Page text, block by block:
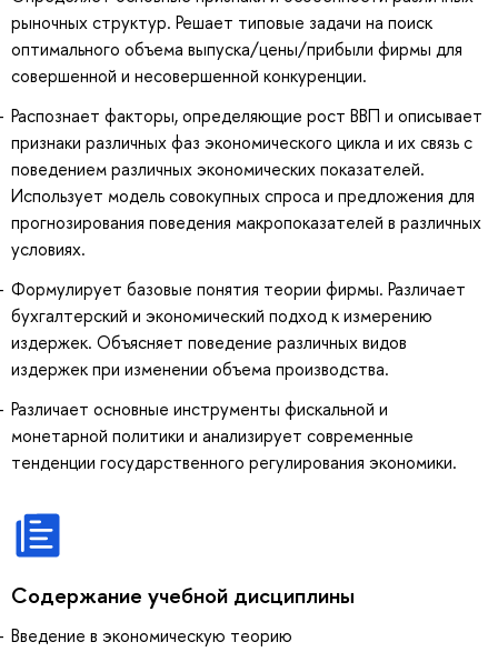
рыночных структур. Решает типовые задачи на поиск
оптимального объема выпуска/цены/прибыли фирмы для
совершенной и несовершенной конкуренции.
Распознает факторы, определяющие рост ВВП и описывает
признаки различных фаз экономического цикла и их связь с
поведением различных экономических показателей.
Использует модель совокупных спроса и предложения для
прогнозирования поведения макропоказателей в различных
условиях.
Формулирует базовые понятия теории фирмы. Различает
бухгалтерский и экономический подход к измерению
издержек. Объясняет поведение различных видов
издержек при изменении объема производства.
Различает основные инструменты фискальной и
монетарной политики и анализирует современные
тенденции государственного регулирования экономики.
Содержание учебной дисциплины
Введение в экономическую теорию